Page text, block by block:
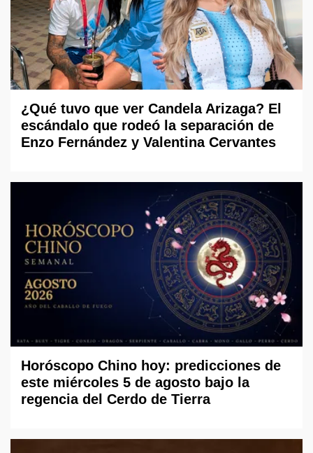
¿Qué tuvo que ver Candela Arizaga? El
escándalo que rodeó la separación de
Enzo Fernández y Valentina Cervantes
Horóscopo Chino hoy: predicciones de
este miércoles 5 de agosto bajo la
regencia del Cerdo de Tierra